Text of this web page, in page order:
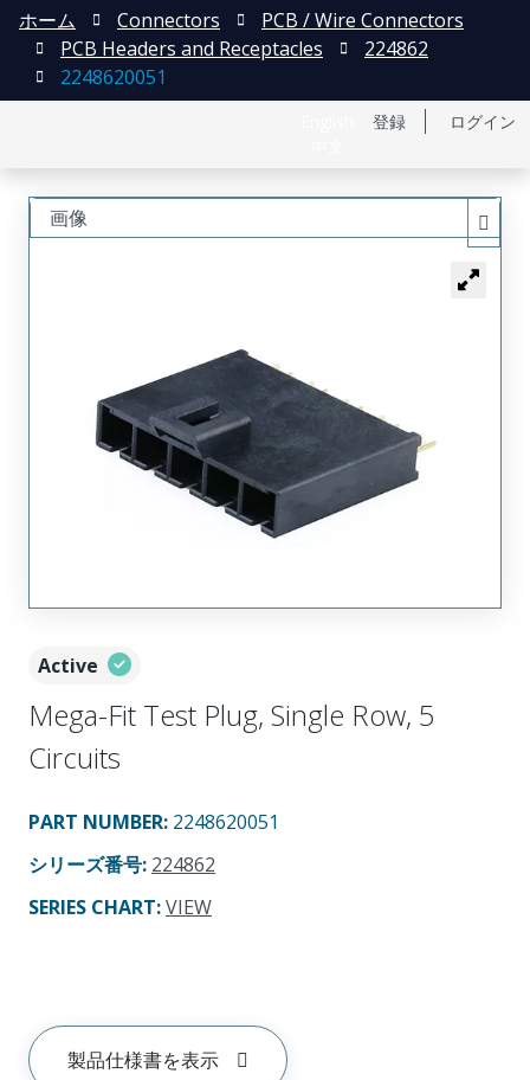
登録 ログイン
ホーム Connectors
PCB / Wire Connectors
PCB Headers and Receptacles
224862
2248620051
Active
Mega-Fit Test Plug, Single Row, 5
Circuits
PART NUMBER: 2248620051
シリーズ番号: 224862
SERIES CHART:VIEW
製品仕様書を表示
画像